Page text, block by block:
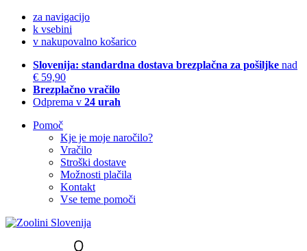
za navigacijo
k vsebini
v nakupovalno košarico
Slovenija: standardna dostava brezplačna za pošiljke nad
€ 59,90
Brezplačno vračilo
Odprema v 24 urah
Pomoč
Kje je moje naročilo?
Vračilo
Stroški dostave
Možnosti plačila
Kontakt
Vse teme pomoči